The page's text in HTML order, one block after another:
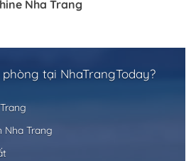
Nha Trang
tại NhaTrangToday?
Nha Trang